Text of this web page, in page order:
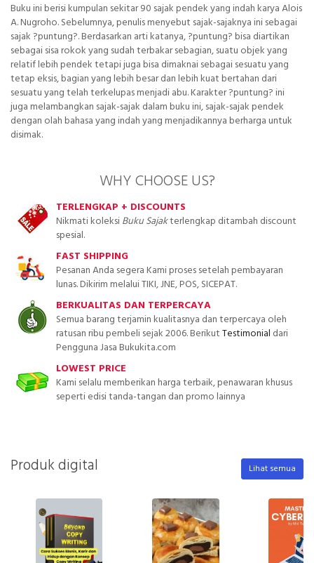
Buku ini berisi kumpulan sekitar 90 sajak pendek yang indah karya Alois
A. Nugroho. Sebelumnya, penulis menyebut sajak-sajaknya ini sebagai
sajak ?puntung?. Berdasarkan arti katanya, ?puntung? bisa diartikan
sebagai sisa rokok yang sudah terbakar sebagian, suatu objek yang
relatif lebih pendek tetapi juga bisa dimaknai sebagai sesuatu yang
tetap eksis, bagian yang lebih besar dan lebih kuat bertahan dari
sesuatu yang telah terkelupas menjadi abu. Karakter ?puntung? ini
juga melambangkan sajak-sajak dalam buku ini, sajak-sajak pendek
dengan olah bahasa yang indah yang menjadikannya berharga untuk
disimak.
WHY CHOOSE US?
TERLENGKAP + DISCOUNTS
Nikmati koleksiBuku Sajakterlengkap ditambah discount
spesial.
FAST SHIPPING
Pesanan Anda segera Kami proses setelah pembayaran
lunas. Dikirim melalui TIKI, JNE, POS, SICEPAT.
BERKUALITAS DAN TERPERCAYA
Semua barang terjamin kualitasnya dan terpercaya oleh
ratusan ribu pembeli sejak 2006. BerikutTestimonial dari
Pengguna Jasa Bukukita.com
LOWEST PRICE
Kami selalu memberikan harga terbaik, penawaran khusus
seperti edisi tanda-tangan dan promo lainnya
Produk digital Lihat semua